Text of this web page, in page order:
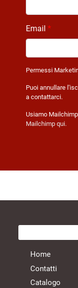
Email *
Permessi
Permessi
Puoi annullare
a contattarci.
Usiamo
Mailchimp qui.
Home
Contatti
Catalogo